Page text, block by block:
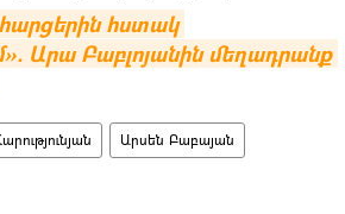
հստակ
Արա Բաբլոյանին մեղադրանք
Արսեն Բաբայան